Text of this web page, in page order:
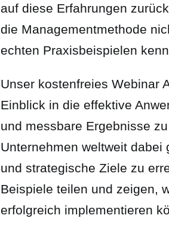
auf diese Erfahrungen
die Managementmethode
echten Praxisbeispielen
Unser kostenfreies Webinar
Einblick in die effektive
und messbare Ergebnisse
Unternehmen weltweit
und strategische Ziele zu
Beispiele teilen und zeigen,
erfolgreich implementieren